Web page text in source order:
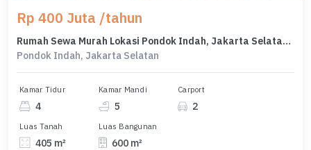
Rp 400 Juta /tahun
Rumah Sewa Murah Lokasi Pondok Indah, Jakarta Selatan, LB 600m²
Pondok Indah, Jakarta Selatan
Kamar Tidur
4
Kamar Mandi
5
Carport
2
Luas Tanah
405 m²
Luas Bangunan
600 m²